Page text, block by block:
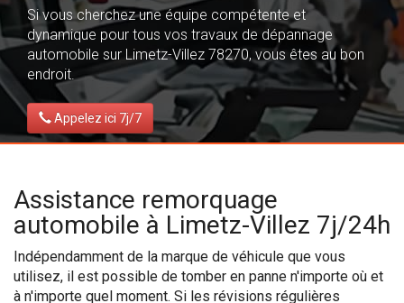
Si vous cherchez une équipe compétente et
dynamique pour tous vos travaux de dépannage
automobile sur Limetz-Villez 78270, vous êtes au bon
endroit.
Appelez ici 7j/7
Assistance remorquage
automobile à Limetz-Villez 7j/24h
Indépendamment de la marque de véhicule que vous
utilisez, il est possible de tomber en panne n'importe où et
à n'importe quel moment. Si les révisions régulières